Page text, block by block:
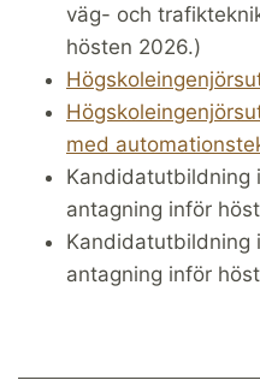
väg- och
hösten 2026.)
med
Kandidatutbildning
antagning inför
Kandidatutbildning
antagning inför